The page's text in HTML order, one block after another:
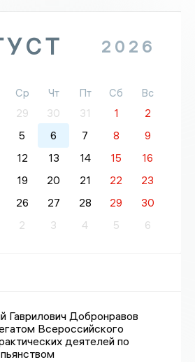
2026
Ср Чт Пт Сб
Вс
29 30 31 1
2
5 6 7 8
9
12 13 14 15
16
19 20 21 22
23
26 27 28 29
30
2 3 4 5 6
Гаврилович Добронравов
Всероссийского
деятелей по